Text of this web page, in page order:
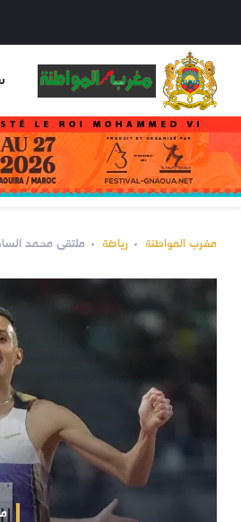
مغرب المواطنة رياضة ملتقى محمد السادس